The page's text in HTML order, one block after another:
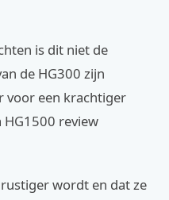
is dit niet de
de HG300 zijn
voor een krachtiger
HG1500 review
wordt en dat ze